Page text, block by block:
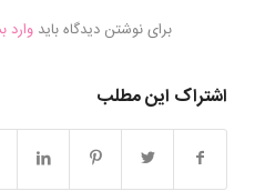
برای نوشتن دیدگاه باید وارد
اشتراک این مطلب